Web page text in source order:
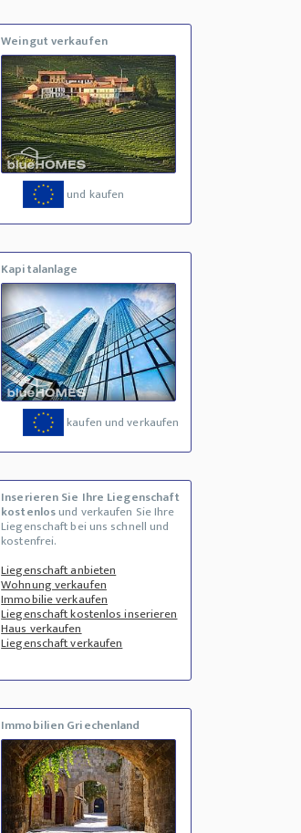
Weingut verkaufen
und kaufen
Kapitalanlage
kaufen und verkaufen
Inserieren Sie Ihre Liegenschaft
kostenlosund verkaufen Sie Ihre
Liegenschaft bei uns schnell und
kostenfrei.
Liegenschaft anbieten
Wohnung verkaufen
Immobilie verkaufen
Liegenschaft kostenlos inserieren
Haus verkaufen
Liegenschaft verkaufen
Immobilien Griechenland